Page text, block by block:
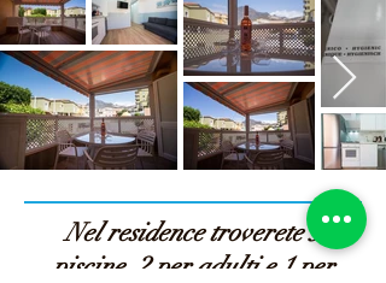
Nel residence troverete 3
piscine, 2 per adulti e 1 per